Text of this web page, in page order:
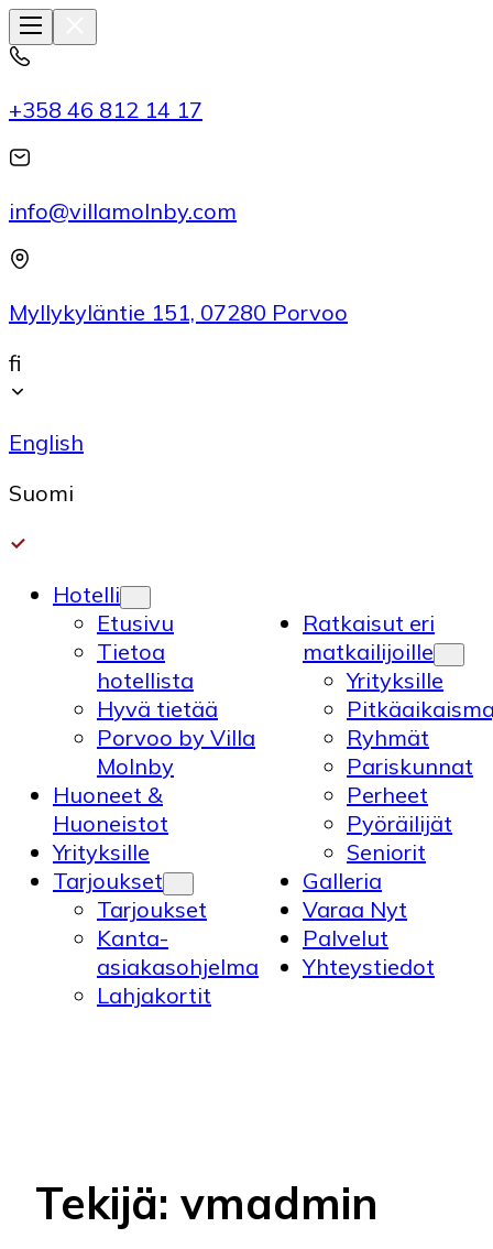
Siirry
sisältöön
+358 46 812 14 17
info@villamolnby.com
Myllykyläntie 151, 07280 Porvoo
fi
English
Suomi
Hotelli
Etusivu
Tietoa
hotellista
Hyvä tietää
Porvoo by Villa
Molnby
Huoneet &
Huoneistot
Yrityksille
Tarjoukset
Tarjoukset
Kanta-
asiakasohjelma
Lahjakortit
Ratkaisut eri
matkailijoille
Yrityksille
Ryhmät
Pariskunnat
Perheet
Pyöräilijät
Seniorit
Galleria
Varaa Nyt
Palvelut
Yhteystiedot
Tekijä: vmadmin